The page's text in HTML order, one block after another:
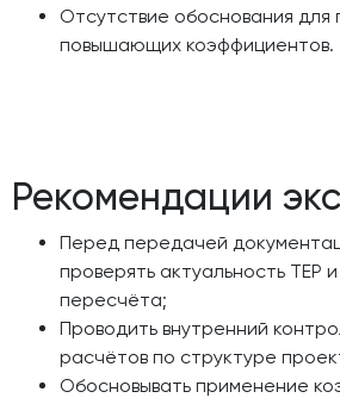
Отсутствие обоснования для
повышающих коэффициентов.
Рекомендации
Перед передачей
проверять актуальность ТЕР
пересчёта;
Проводить внутренний
расчётов по структуре
Обосновывать применение